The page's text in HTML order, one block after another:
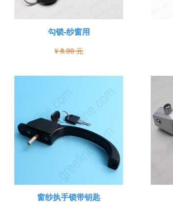
勾锁-纱窗用
¥ 8.90 元
窗纱执手锁带钥匙